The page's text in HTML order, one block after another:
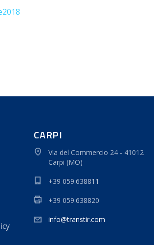
CARPI
Via del Commercio 24 - 41012
Carpi (MO)
+39 059.638811
+39 059.638820
info@transtir.com